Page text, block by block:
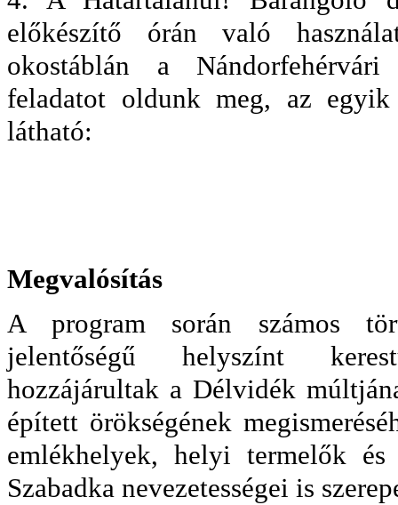
előkészítő órán való
okostáblán a
feladatot oldunk meg, az
látható:
Megvalósítás
A program során számos
jelentőségű helyszínt
hozzájárultak a Délvidék
épített örökségének
emlékhelyek, helyi termelők
Szabadka nevezetességei is